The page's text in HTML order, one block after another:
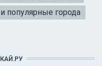
популярные города